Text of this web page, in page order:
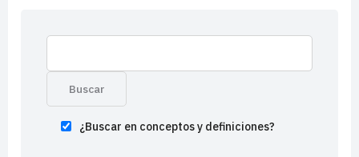
¿Buscar en conceptos y definiciones?